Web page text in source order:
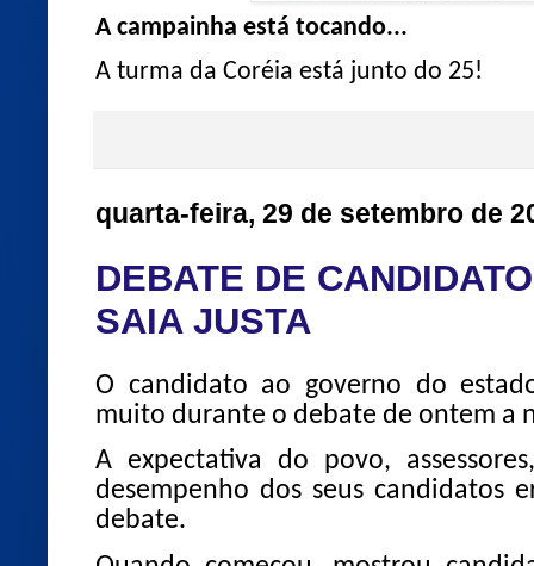
A campainha está tocando...
A turma da Coréia está junto do 25!
quarta-feira, 29 de setembro de
DEBATE DE
SAIA JUSTA
O candidato ao governo do
muito durante o debate de ontem a
A expectativa do povo,
desempenho dos seus candidatos
debate.